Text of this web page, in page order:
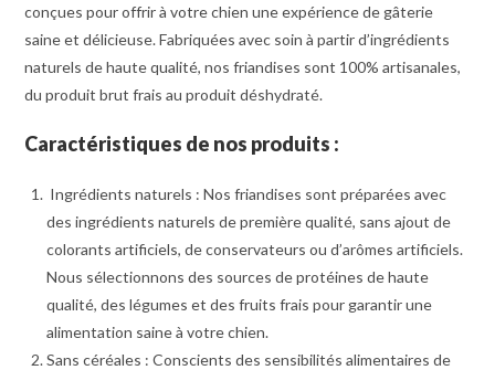
conçues pour offrir à votre chien une expérience de gâterie
saine et délicieuse. Fabriquées avec soin à partir d’ingrédients
naturels de haute qualité, nos friandises sont 100% artisanales,
du produit brut frais au produit déshydraté.
Caractéristiques de nos produits :
Ingrédients naturels : Nos friandises sont préparées avec
des ingrédients naturels de première qualité, sans ajout de
colorants artificiels, de conservateurs ou d’arômes artificiels.
Nous sélectionnons des sources de protéines de haute
qualité, des légumes et des fruits frais pour garantir une
alimentation saine à votre chien.
Sans céréales : Conscients des sensibilités alimentaires de